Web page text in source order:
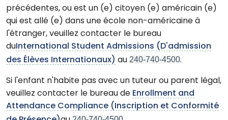
précédentes, ou est un (e) citoyen (e) américain (e)
qui est allé (e) dans une école non-américaine à
l'étranger, veuillez contacter le bureau
du International Student Admissions (D'admission
des Élèves Internationaux) au 240-740-4500.
Si l'enfant n'habite pas avec un tuteur ou parent légal,
veuillez contacter le bureau de Enrollment and
Attendance Compliance (Inscription et Conformité